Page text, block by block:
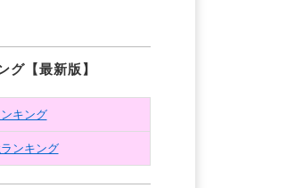
グ【最新版】
キング
ンキング